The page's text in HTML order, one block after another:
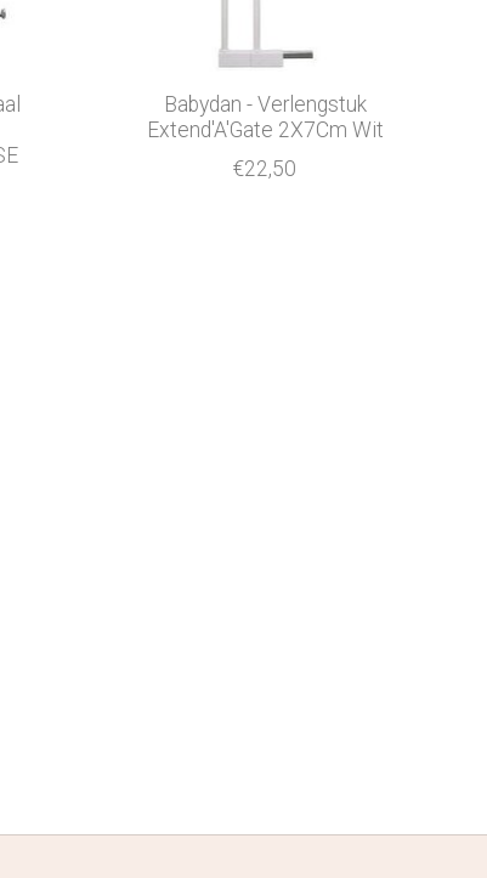
Babydan - Verlengstuk
Extend'A'Gate 2X7Cm Wit
€22,50